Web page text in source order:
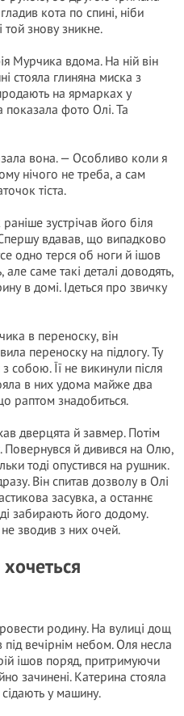
кота по спині, ніби
знову зникне.
Мурчика вдома. На ній він
стояла глиняна миска з
на ярмарках у
показала фото Олі. Та
вона. — Особливо коли я
нічого не треба, а сам
тіста.
зустрічав його біля
вдавав, що випадково
одно терся об ноги й ішов
саме такі деталі доводять,
в домі. Ідеться про звичку
в переноску, він
переноску на підлогу. Ту
собою. Її не викинули після
в них удома майже два
раптом знадобиться.
дверцята й завмер. Потім
Повернувся й дивився на Олю,
тоді опустився на рушник.
Він спитав дозволу в Олі
засувка, а останнє
забирають його додому.
зводив з них очей.
родину. На вулиці дощ
вечірнім небом. Оля несла
ішов поряд, притримуючи
зачинені. Катерина стояла
у машину.